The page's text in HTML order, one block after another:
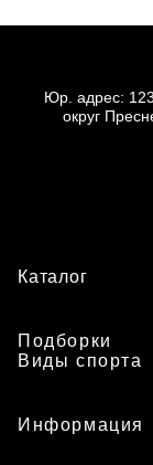
Юр. адрес:
округ
Каталог
Подборки
Виды спорта
Информация